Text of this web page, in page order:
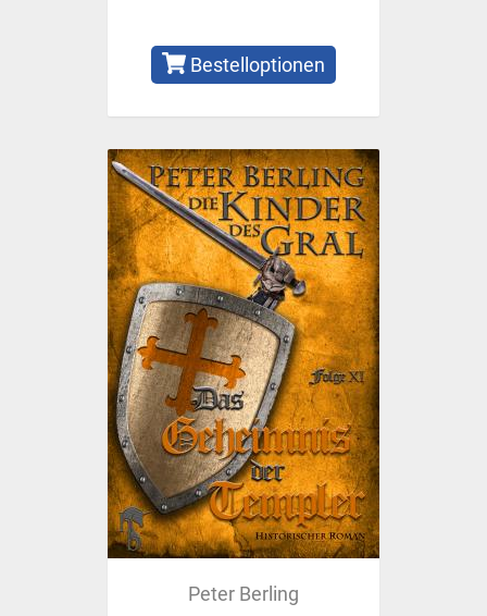
Bestelloptionen
Peter Berling